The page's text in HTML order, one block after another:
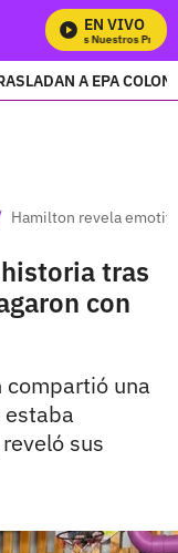
EN VIVO
Mira Todos Nuestros
A EPA
Hamilton revela
tras
con
una
sus